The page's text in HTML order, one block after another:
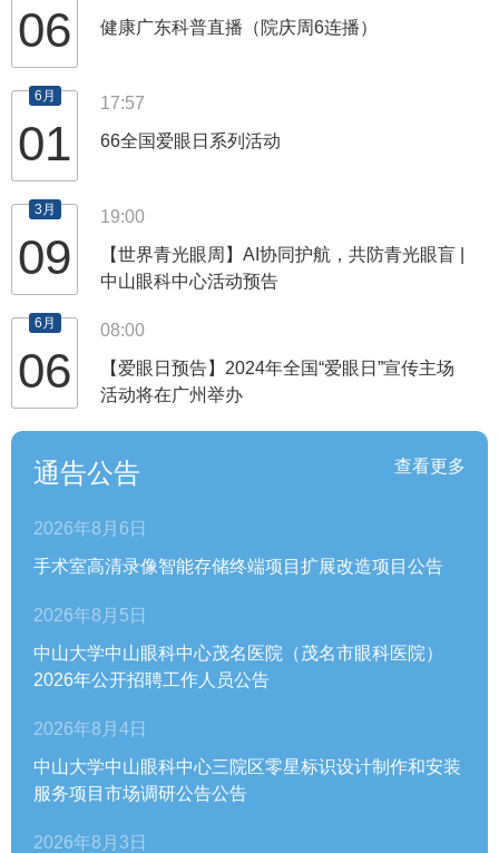
06
健康广东科普直播（院庆周6连播）
6月
01
17:57
66全国爱眼日系列活动
3月
09
19:00
【世界青光眼周】AI协同护航，共防青光眼盲 |
中山眼科中心活动预告
6月
06
08:00
【爱眼日预告】2024年全国“爱眼日”宣传主场
活动将在广州举办
通告公告 查看更多
2026年8月6日
手术室高清录像智能存储终端项目扩展改造项目公告
2026年8月5日
中山大学中山眼科中心茂名医院（茂名市眼科医院）
2026年公开招聘工作人员公告
2026年8月4日
中山大学中山眼科中心三院区零星标识设计制作和安装
服务项目市场调研公告公告
2026年8月3日